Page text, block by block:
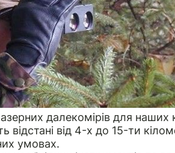
далекомірів для наших
від 4-х до 15-ти
умовах.